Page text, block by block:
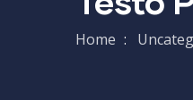
Home